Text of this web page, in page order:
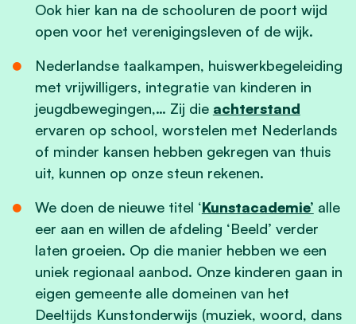
Ook hier kan na de schooluren de poort wijd
open voor het verenigingsleven of de wijk.
Nederlandse taalkampen, huiswerkbegeleiding
met vrijwilligers, integratie van kinderen in
jeugdbewegingen,… Zij die achterstand
ervaren op school, worstelen met Nederlands
of minder kansen hebben gekregen van thuis
uit, kunnen op onze steun rekenen.
We doen de nieuwe titel ‘Kunstacademie’ alle
eer aan en willen de afdeling ‘Beeld’ verder
laten groeien. Op die manier hebben we een
uniek regionaal aanbod. Onze kinderen gaan in
eigen gemeente alle domeinen van het
Deeltijds Kunstonderwijs (muziek, woord, dans